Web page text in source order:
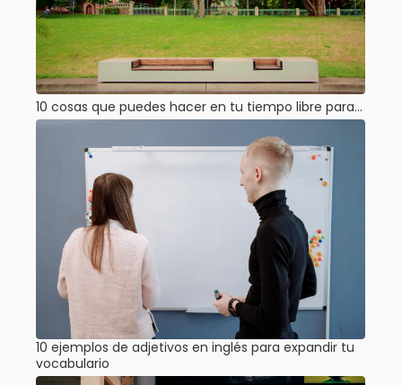
10 cosas que puedes hacer en tu tiempo libre para…
10 ejemplos de adjetivos en inglés para expandir tu
vocabulario